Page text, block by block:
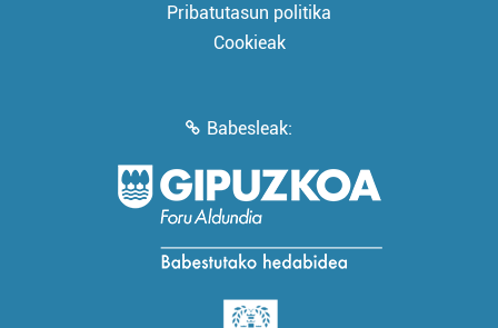
Pribatutasun politika
Cookieak
Babesleak: